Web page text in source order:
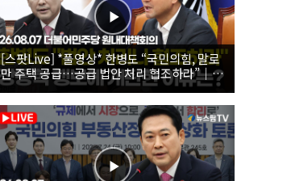
[스팟Live] *풀영상* 한병도 “국민의힘, 말로
만 주택 공급…공급 법안 처리 협조하라”｜
26.08.07 더불어민주당 원내대책회의